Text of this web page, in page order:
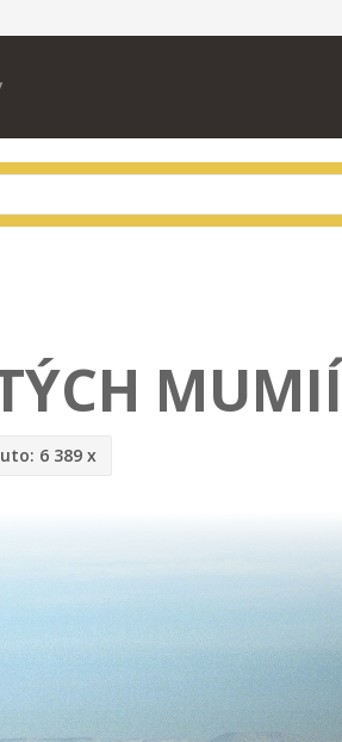
MUMIÍ
6 389 x